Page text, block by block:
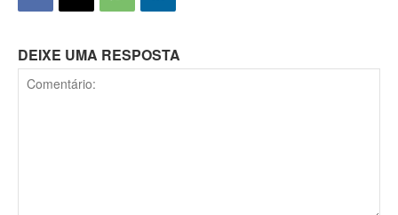
DEIXE UMA RESPOSTA